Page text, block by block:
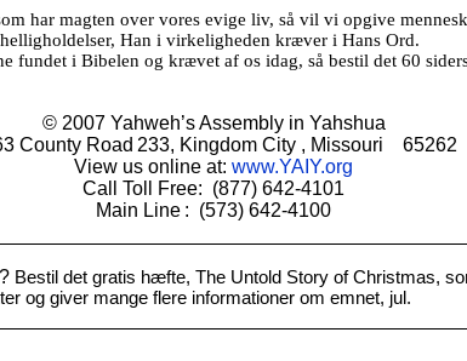
har magten over vores evige liv, så vil vi opgive
Han i virkeligheden kræver i Hans Ord.
fundet i Bibelen og krævet af os idag, så bestil det 60
© 2007 Yahweh’s Assembly in Yahshua
County Road 233, Kingdom City, Missouri
65262
View us online at: www.YAIY.org
Call Toll Free: (877) 642-4101
Main Line : (573) 642-4100
Bestil det gratis hæfte, The Untold Story of Christmas,
og giver mange flere informationer om emnet, jul.